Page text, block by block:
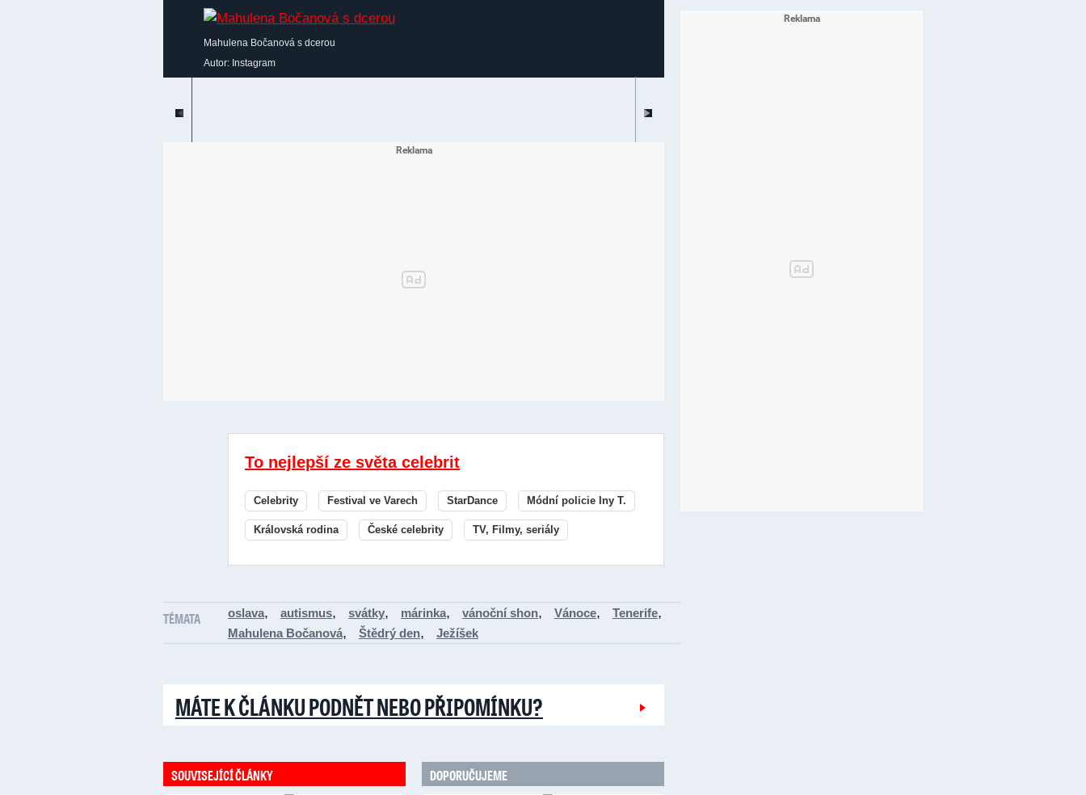
Mahulena Bočanová s dcerou
Autor: Instagram
To nejlepší ze světa celebrit
Celebrity Festival ve Varech StarDance Módní policie Iny T.
Královská rodina České celebrity TV, Filmy, seriály
TÉMATA oslava, autismus, svátky, márinka, vánoční shon, Vánoce, Tenerife,
Mahulena Bočanová, Štědrý den, Ježíšek
MÁTE K ČLÁNKU PODNĚT NEBO PŘIPOMÍNKU?
SOUVISEJÍCÍ ČLÁNKY DOPORUČUJEME